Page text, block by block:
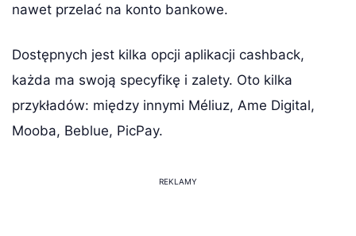
nawet przelać na konto bankowe.
Dostępnych jest kilka opcji aplikacji cashback,
każda ma swoją specyfikę i zalety. Oto kilka
przykładów: między innymi Méliuz, Ame Digital,
Mooba, Beblue, PicPay.
REKLAMY